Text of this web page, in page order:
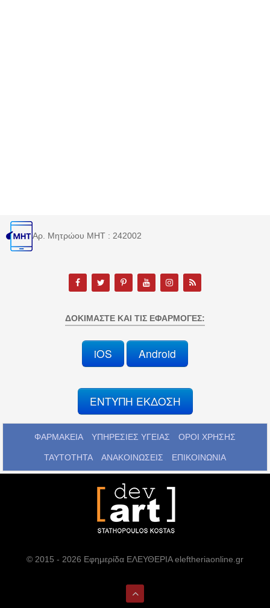
Αρ. Μητρώου MHT : 242002
ΔΟΚΙΜΆΣΤΕ ΚΑΙ ΤΙΣ ΕΦΑΡΜΟΓΈΣ:
iOS Android
ΕΝΤΥΠΗ ΕΚΔΟΣΗ
ΦΑΡΜΑΚΕΙΑ ΥΠΗΡΕΣΙΕΣ ΥΓΕΙΑΣ ΟΡΟΙ ΧΡΗΣΗΣ
ΤΑΥΤΟΤΗΤΑ ΑΝΑΚΟΙΝΩΣΕΙΣ ΕΠΙΚΟΙΝΩΝΙΑ
© 2015 - 2026 Εφημερίδα ΕΛΕΥΘΕΡΙΑ eleftheriaonline.gr